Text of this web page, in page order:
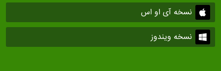
نسخه آی او اس
نسخه ویندوز